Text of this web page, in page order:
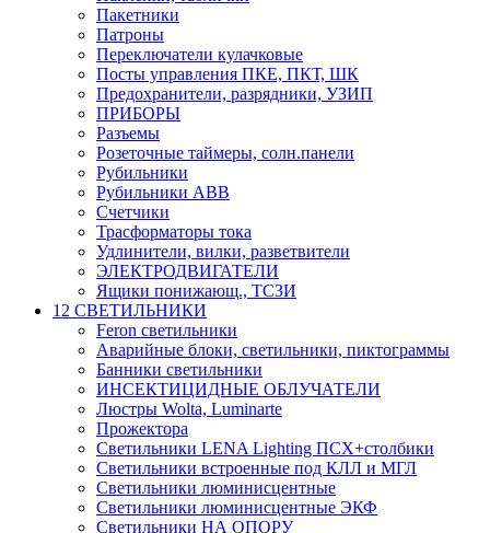
Пакетники
Патроны
Переключатели кулачковые
Посты управления ПКЕ, ПКТ, ШК
Предохранители, разрядники, УЗИП
ПРИБОРЫ
Разъемы
Розеточные таймеры, солн.панели
Рубильники
Рубильники ABB
Счетчики
Трасформаторы тока
Удлинители, вилки, разветвители
ЭЛЕКТРОДВИГАТЕЛИ
Ящики понижающ., ТСЗИ
12 СВЕТИЛЬНИКИ
Feron светильники
Аварийные блоки, светильники, пиктограммы
Банники светильники
ИНСЕКТИЦИДНЫЕ ОБЛУЧАТЕЛИ
Люстры Wolta, Luminarte
Прожектора
Светильники LENA Lighting ПСХ+столбики
Светильники встроенные под КЛЛ и МГЛ
Светильники люминисцентные
Светильники люминисцентные ЭКФ
Светильники НА ОПОРУ